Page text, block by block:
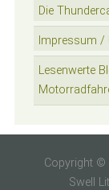
Die
Impressum /
Lesenwerte
Copyright ©
Swell